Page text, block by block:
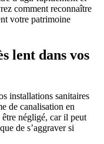
comment reconnaître
votre patrimoine
lent dans vos
installations sanitaires
de canalisation en
négligé, car il peut
de s’aggraver si